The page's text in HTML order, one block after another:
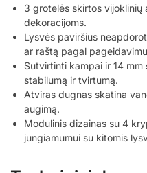
3 grotelės skirtos vijoklinių
dekoracijoms.
Lysvės paviršius
ar raštą pagal
Sutvirtinti kampai ir 14
stabilumą ir tvirtumą.
Atviras dugnas skatina
augimą.
Modulinis dizainas su 4
jungiamumui su kitomis